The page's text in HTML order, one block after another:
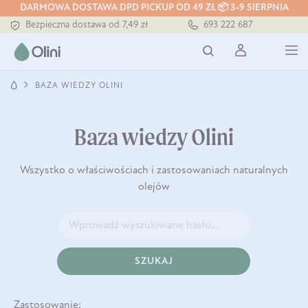
DARMOWA DOSTAWA DPD PICKUP OD 49 ZŁ 📦 3-9 SIERPNIA
Bezpieczna dostawa od 7,49 zł
Darmowa dostawa od 199 zł
Tłoczony zawsze na zimno
693 222 687
BAZA WIEDZY OLINI
Baza wiedzy Olini
Wszystko o właściwościach i zastosowaniach naturalnych
olejów
SZUKAJ
Zastosowanie: